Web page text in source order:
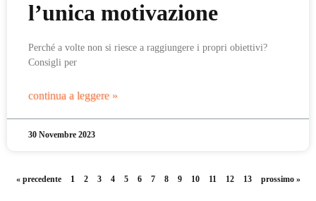
l’unica motivazione
Perché a volte non si riesce a raggiungere i propri obiettivi?
Consigli per
continua a leggere »
30 Novembre 2023
« precedente 1 2 3 4 5 6 7 8 9 10 11 12 13 prossimo »